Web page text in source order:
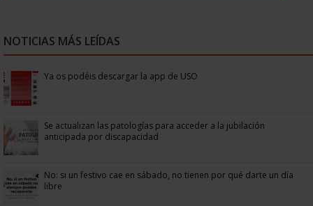
NOTICIAS MÁS LEÍDAS
Ya os podéis descargar la app de USO
Se actualizan las patologías para acceder a la jubilación
anticipada por discapacidad
No: si un festivo cae en sábado, no tienen por qué darte un día
libre